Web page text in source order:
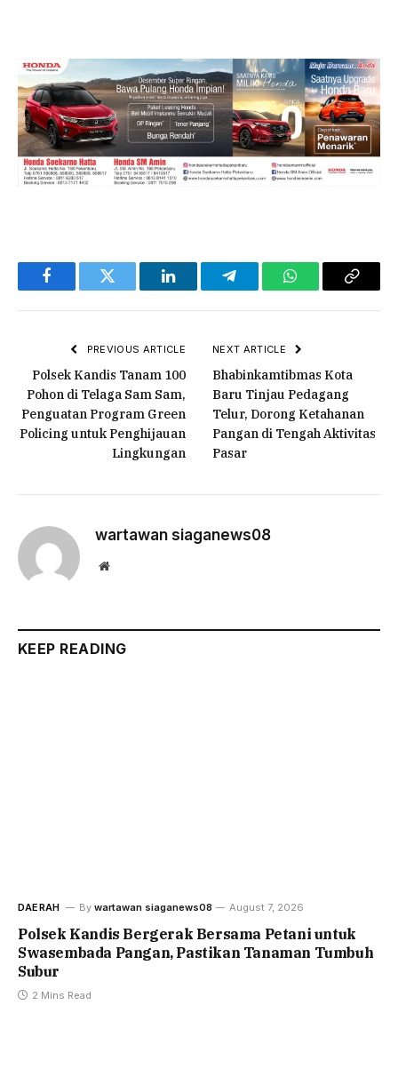
FacebookTwitter LinkedInTelegramWhatsAppCopy
PREVIOUS ARTICLE
Polsek Kandis Tanam 100
Pohon di Telaga Sam Sam,
Penguatan Program Green
Policing untuk Penghijauan
Lingkungan
NEXT ARTICLE
Bhabinkamtibmas Kota
Baru Tinjau Pedagang
Telur, Dorong Ketahanan
Pangan di Tengah Aktivitas
Pasar
wartawan siaganews08
Website
KEEP READING
DAERAH By wartawan siaganews08 August 7, 2026
Polsek Kandis Bergerak Bersama Petani untuk
Swasembada Pangan, Pastikan Tanaman Tumbuh
Subur
2 Mins Read